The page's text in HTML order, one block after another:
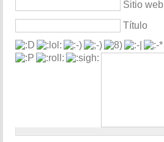
Sitio web
Título